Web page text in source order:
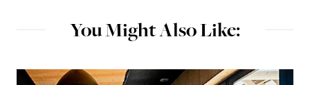
You Might Also Like: